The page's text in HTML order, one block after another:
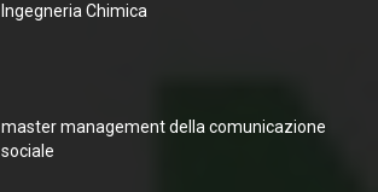
Ingegneria Chimica
master management della comunicazione
sociale